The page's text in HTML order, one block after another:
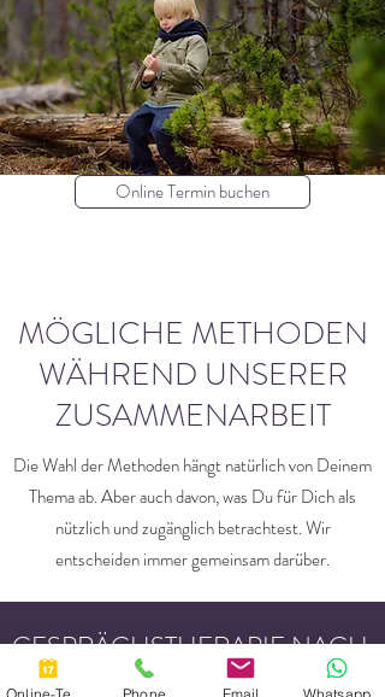
Online Termin buchen
MÖGLICHE METHODEN
WÄHREND UNSERER
ZUSAMMENARBEIT
Die Wahl der Methoden hängt natürlich von Deinem
Thema ab. Aber auch davon, was Du für Dich als
nützlich und zugänglich betrachtest. Wir
entscheiden immer gemeinsam darüber.
GESPRÄCHSTHERAPIE NACH
ROGERS
Phone Email Whatsapp